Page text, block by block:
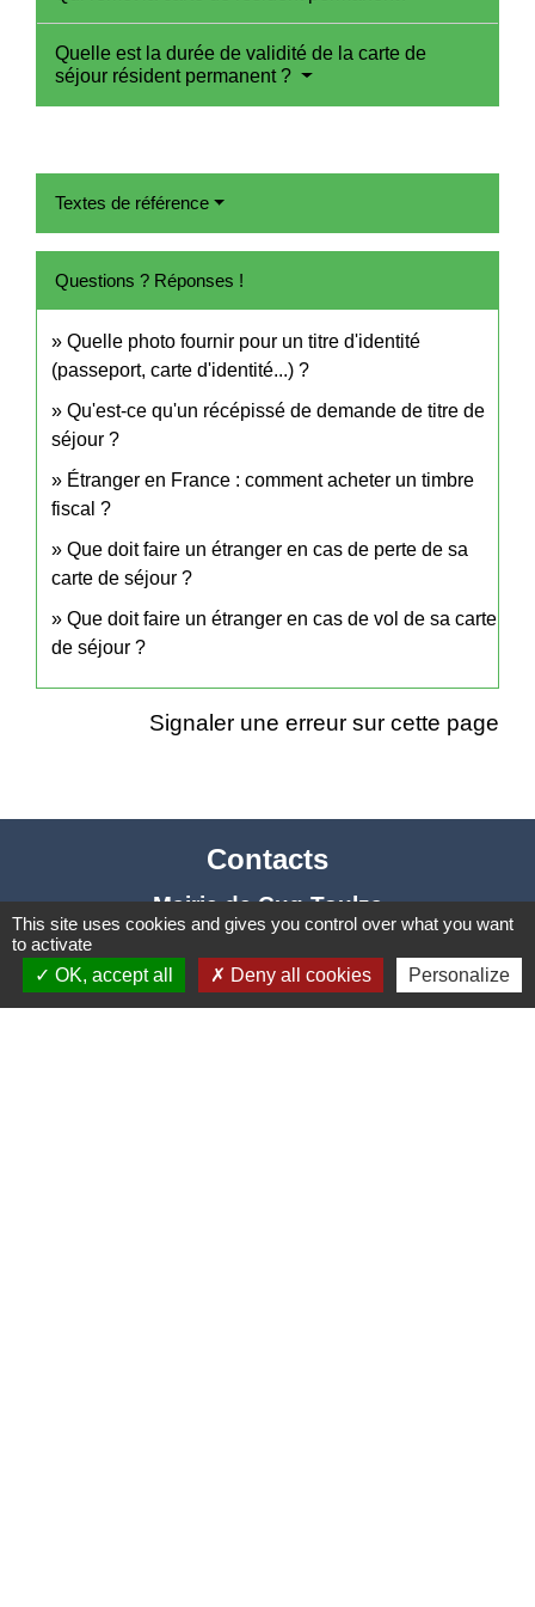
Quelle est la durée de validité de la carte de
séjour résident permanent ?
Textes de référence
Questions ? Réponses !
Quelle photo fournir pour un titre d'identité
(passeport, carte d'identité...) ?
Qu'est-ce qu'un récépissé de demande de titre de
séjour ?
Étranger en France : comment acheter un timbre
fiscal ?
Que doit faire un étranger en cas de perte de sa
carte de séjour ?
Que doit faire un étranger en cas de vol de sa carte
de séjour ?
Signaler une erreur sur cette page
Contacts
Mairie de Cuq-Toulza
10, avenue Jean Jaurès
81470 Cuq-Toulza - FRANCE
+33 5 63 75 71 17
This site uses cookies and gives you control over what you want
to activate
OK, accept all
Deny all cookies Personalize